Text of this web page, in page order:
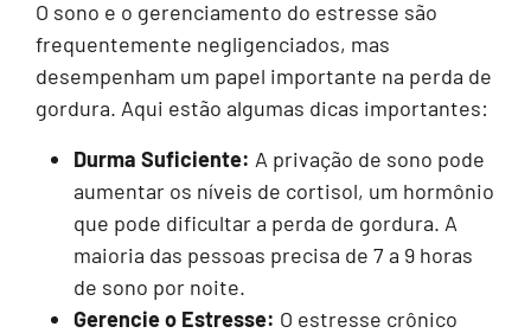
O sono e o gerenciamento do estresse são
frequentemente negligenciados, mas
desempenham um papel importante na perda de
gordura. Aqui estão algumas dicas importantes:
Durma Suficiente: A privação de sono pode
aumentar os níveis de cortisol, um hormônio
que pode dificultar a perda de gordura. A
maioria das pessoas precisa de 7 a 9 horas
de sono por noite.
Gerencie o Estresse: O estresse crônico